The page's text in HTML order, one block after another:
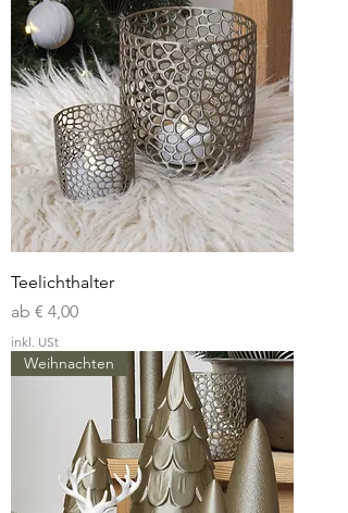
Teelichthalter
ab € 4,00
Sale-Preis
inkl. USt
Weihnachten